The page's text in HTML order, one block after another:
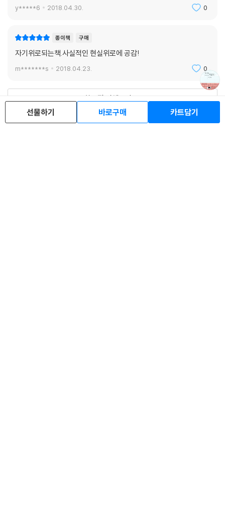
y*****6 2018.04.30. 0
종이책 구매
자기위로되는책.사실적인 현실위로에 공감!
m*******s 2018.04.23. 0
한줄평 전체보기
선물하기 바로구매 카트담기